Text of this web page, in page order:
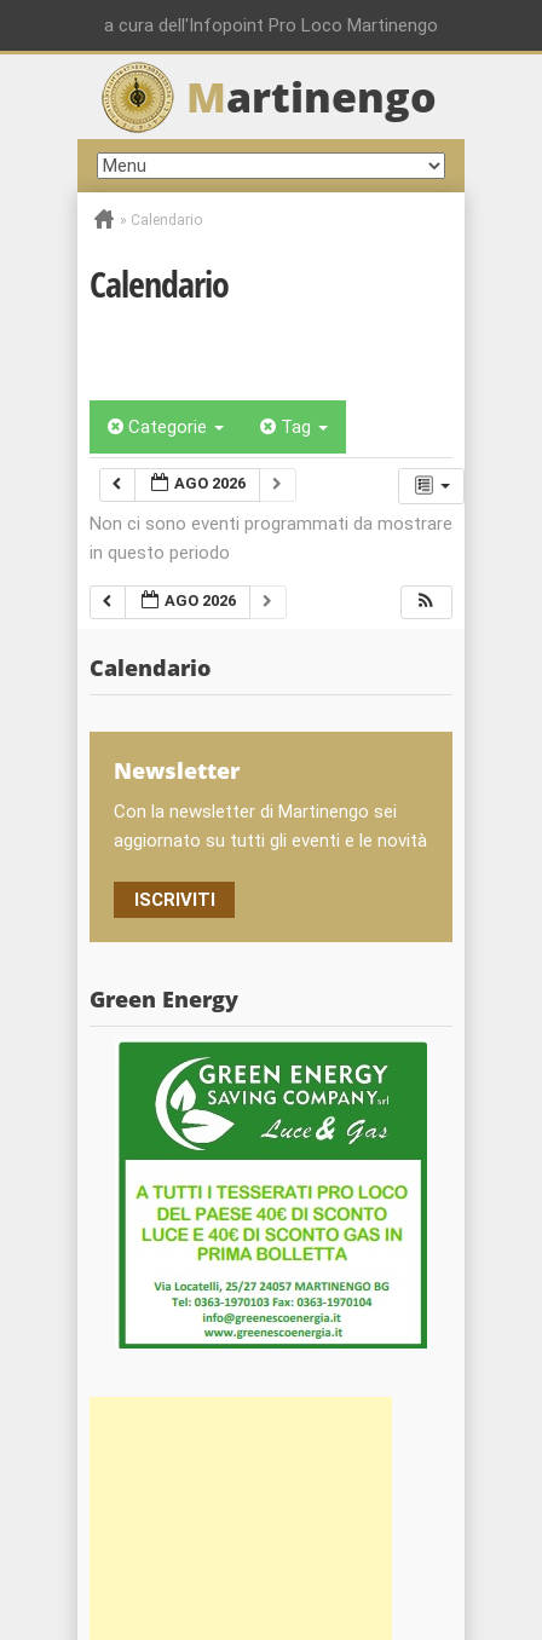
a cura dell'Infopoint Pro Loco Martinengo
Martinengo
» Calendario
Calendario
Categorie Tag
AGO 2026
Non ci sono eventi programmati da mostrare
in questo periodo
AGO 2026
Calendario
Newsletter
Con la newsletter di Martinengo sei
aggiornato su tutti gli eventi e le novità
ISCRIVITI
Green Energy